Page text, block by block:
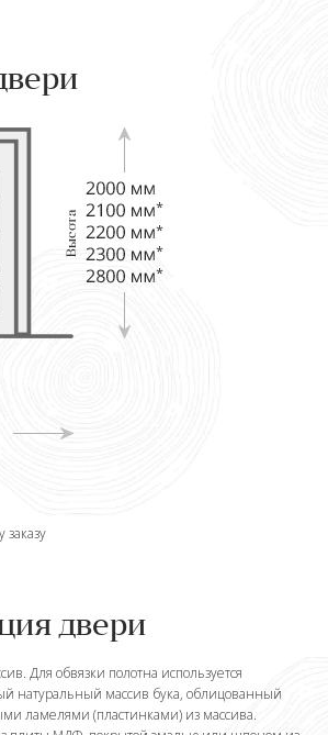
двери
Для обвязки полотна используется
натуральный массив бука, облицованный
ламелями (пластинками) из массива.